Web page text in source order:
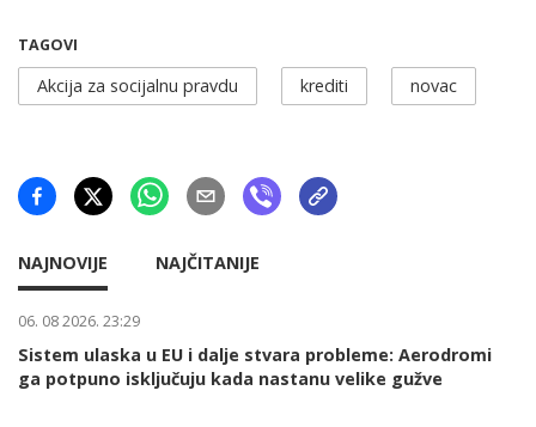
TAGOVI
Akcija za socijalnu pravdu krediti novac
NAJNOVIJE NAJČITANIJE
06. 08 2026. 23:29
Sistem ulaska u EU i dalje stvara probleme: Aerodromi
ga potpuno isključuju kada nastanu velike gužve